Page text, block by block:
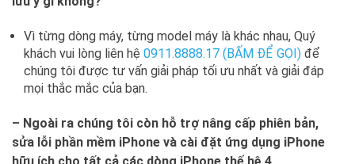
Vì từng dòng máy, từng model máy là khác nhau, Quý
khách vui lòng liên hệ 0911.8888.17 (BẤM ĐỂ GỌI) để
chúng tôi được tư vấn giải pháp tối ưu nhất và giải đáp
mọi thắc mắc của bạn.
– Ngoài ra chúng tôi còn hỗ trợ nâng cấp phiên bản,
sửa lỗi phần mềm iPhone và cài đặt ứng dụng iPhone